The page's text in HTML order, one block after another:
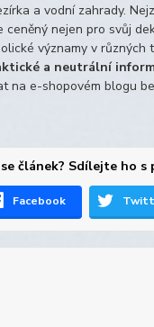
a vodní zahrady.
ceněný nejen pro svůj
významy v různých
a neutrální
na e-shopovém blogu
článek? Sdílejte ho s
Facebook